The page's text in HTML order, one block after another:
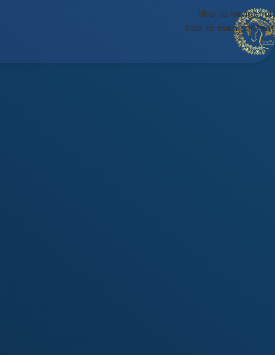
Skip to navigation
Skip to main content